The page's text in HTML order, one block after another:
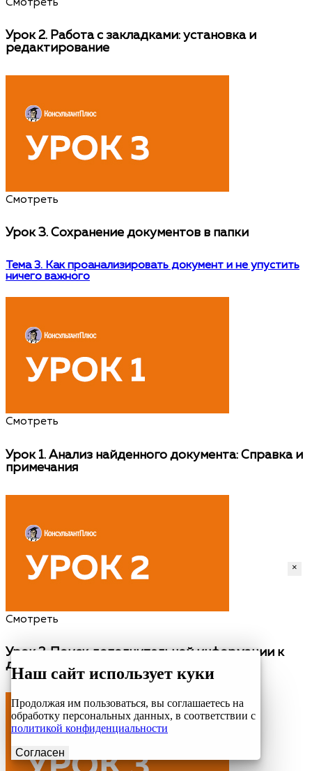
Смотреть
Урок 2. Работа с закладками: установка и
редактирование
Смотреть
Урок 3. Сохранение документов в папки
Тема 3. Как проанализировать документ и не упустить
ничего важного
Смотреть
Урок 1. Анализ найденного документа: Справка и
примечания
Смотреть
Урок 2.Поиск дополнительной информации к
документу: значок «i» и гиперссылки
×
Наш сайт использует куки
Продолжая им пользоваться, вы соглашаетесь на
обработку персональных данных, в соответствии с
политикой конфиденциальности
Согласен